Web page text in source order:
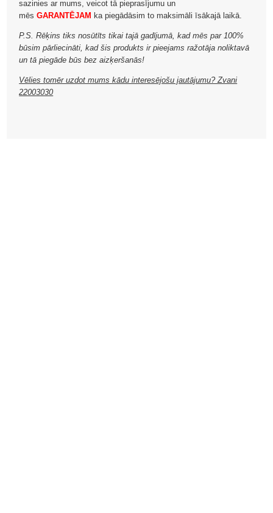
sazinies ar mums, veicot tā pieprasījumu un
mēsGARANTĒJAM ka piegādāsim to maksimāli īsākajā laikā.
P.S. Rēķins tiks nosūtīts tikai tajā gadījumā, kad mēs par 100%
būsim pārliecināti, kad šis produkts ir pieejams ražotāja noliktavā
un tā piegāde būs bez aizķeršanās!
Vēlies tomēr uzdot mums kādu interesējošu jautājumu? Zvani
22003030